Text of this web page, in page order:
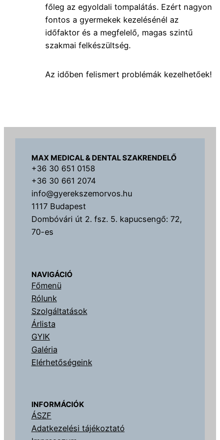
főleg az egyoldali tompalátás. Ezért nagyon
fontos a gyermekek kezelésénél az
időfaktor és a megfelelő, magas szintű
szakmai felkészültség.
Az időben felismert problémák kezelhetőek!
MAX MEDICAL & DENTAL SZAKRENDELŐ
+36 30 651 0158
+36 30 661 2074
info@gyerekszemorvos.hu
1117 Budapest
Dombóvári út 2. fsz. 5. kapucsengő: 72,
70-es
NAVIGÁCIÓ
Főmenü
Rólunk
Szolgáltatások
Árlista
GYIK
Galéria
Elérhetőségeink
INFORMÁCIÓK
ÁSZF
Adatkezelési tájékoztató